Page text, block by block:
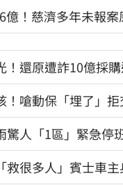
億！慈濟多年未報案
！還原遭詐10億採
！嗆動保「埋了」
驚人「1區」緊急停
救很多人」賓士車